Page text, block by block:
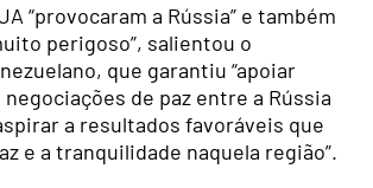
“provocaram a Rússia” e também
perigoso”, salientou o
que garantiu “apoiar
de paz entre a Rússia
a resultados favoráveis que
e a tranquilidade naquela região”.